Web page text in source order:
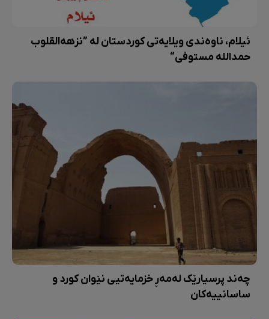
ئیلام، ناوەندی ویلایەتی کوردستان لە ”نزهەالقلوب
حمداللە مستوفی“
چەند پرسیارێک لەمەڕ خزمایەتیی نێوان کورد و
ساسانییەکان